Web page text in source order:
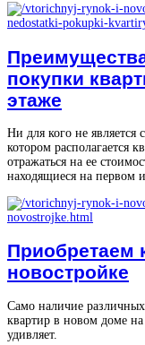
покупки
этаже
Ни для кого не является
котором располагается
отражаться на ее
находящиеся на первом
Приобретаем
новостройке
Само наличие
квартир в новом доме
удивляет.